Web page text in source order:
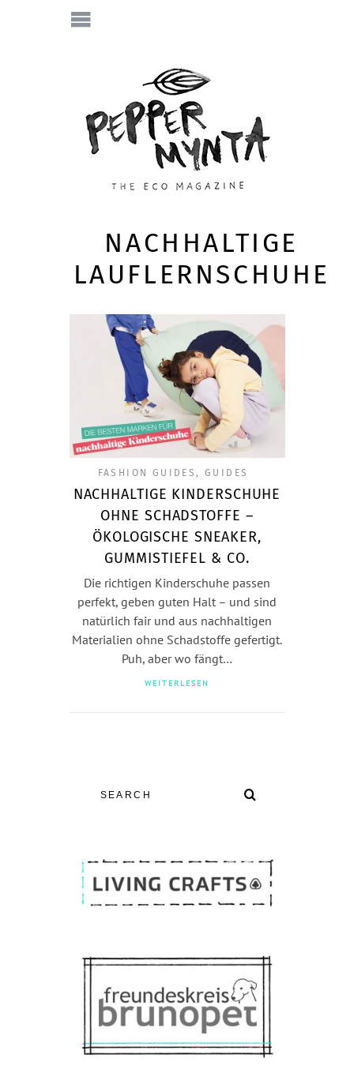
NACHHALTIGE
LAUFLERNSCHUHE
FASHION GUIDES, GUIDES
NACHHALTIGE KINDERSCHUHE
OHNE SCHADSTOFFE –
ÖKOLOGISCHE SNEAKER,
GUMMISTIEFEL & CO.
Die richtigen Kinderschuhe passen
perfekt, geben guten Halt – und sind
natürlich fair und aus nachhaltigen
Materialien ohne Schadstoffe gefertigt.
Puh, aber wo fängt…
WEITERLESEN